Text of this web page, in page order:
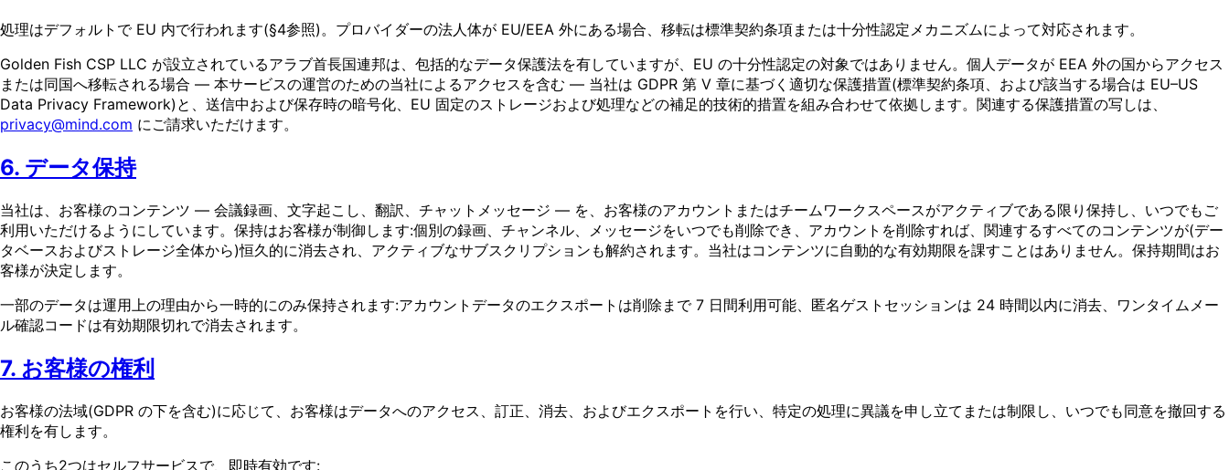
処理はデフォルトで EU 内で行われます(§4参照)。プロバイダーの法人体が EU/EEA 外にある場合、移転は標準契約条項または十分性認定メカニズムによって対応されます。
Golden Fish CSP LLC が設立されているアラブ首長国連邦は、包括的なデータ保護法を有していますが、EU の十分性認定の対象ではありません。個人データが EEA 外の国からアクセス
または同国へ移転される場合 — 本サービスの運営のための当社によるアクセスを含む — 当社は GDPR 第 V 章に基づく適切な保護措置(標準契約条項、および該当する場合は EU–US
Data Privacy Framework)と、送信中および保存時の暗号化、EU 固定のストレージおよび処理などの補足的技術的措置を組み合わせて依拠します。関連する保護措置の写しは、
privacy@mind.com にご請求いただけます。
6. データ保持
当社は、お客様のコンテンツ — 会議録画、文字起こし、翻訳、チャットメッセージ — を、お客様のアカウントまたはチームワークスペースがアクティブである限り保持し、いつでもご
利用いただけるようにしています。保持はお客様が制御します:個別の録画、チャンネル、メッセージをいつでも削除でき、アカウントを削除すれば、関連するすべてのコンテンツが(デー
タベースおよびストレージ全体から)恒久的に消去され、アクティブなサブスクリプションも解約されます。当社はコンテンツに自動的な有効期限を課すことはありません。保持期間はお
客様が決定します。
一部のデータは運用上の理由から一時的にのみ保持されます:アカウントデータのエクスポートは削除まで 7 日間利用可能、匿名ゲストセッションは 24 時間以内に消去、ワンタイムメー
ル確認コードは有効期限切れで消去されます。
7. お客様の権利
お客様の法域(GDPR の下を含む)に応じて、お客様はデータへのアクセス、訂正、消去、およびエクスポートを行い、特定の処理に異議を申し立てまたは制限し、いつでも同意を撤回する
権利を有します。
このうち2つはセルフサービスで、即時有効です: